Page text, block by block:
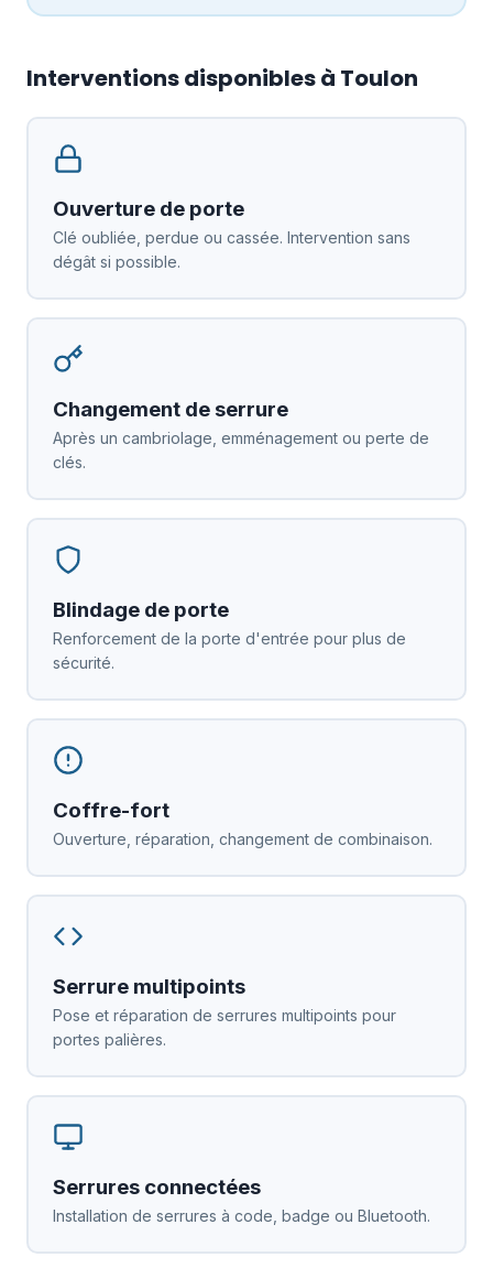
Interventions disponibles à Toulon
Ouverture de porte
Clé oubliée, perdue ou cassée. Intervention sans
dégât si possible.
Changement de serrure
Après un cambriolage, emménagement ou perte de
clés.
Blindage de porte
Renforcement de la porte d'entrée pour plus de
sécurité.
Coffre-fort
Ouverture, réparation, changement de combinaison.
Serrure multipoints
Pose et réparation de serrures multipoints pour
portes palières.
Serrures connectées
Installation de serrures à code, badge ou Bluetooth.